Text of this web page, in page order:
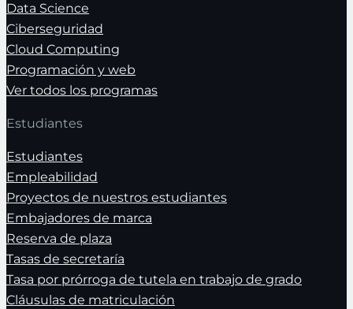
Data Science
Ciberseguridad
Cloud Computing
Programación y web
Ver todos los programas
Estudiantes
Estudiantes
Empleabilidad
Proyectos de nuestros estudiantes
Embajadores de marca
Reserva de plaza
Tasas de secretaría
Tasa por prórroga de tutela en trabajo de grado
Cláusulas de matriculación